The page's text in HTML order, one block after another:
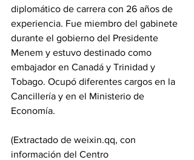
diplomático de carrera con 26 años de
experiencia. Fue miembro del gabinete
durante el gobierno del Presidente
Menem y estuvo destinado como
embajador en Canadá y Trinidad y
Tobago. Ocupó diferentes cargos en la
Cancillería y en el Ministerio de
Economía.
(Extractado de weixin.qq, con
información del Centro